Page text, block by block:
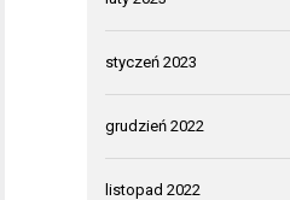
styczeń 2023
grudzień 2022
listopad 2022